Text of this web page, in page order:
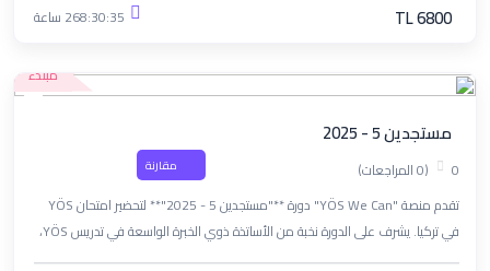
TL 6800 268:30:35 ساعة
مبتدء
مستجدين 5 - 2025
0 (0 المراجعات) مقارنة
تقدم منصة "YÖS We Can" دورة **"مستجدين 5 - 2025"** لتحضير امتحان YÖS
في تركيا. يشرف على الدورة نخبة من الأساتذة ذوي الخبرة الواسعة في تدريس YÖS،
بما في ذلك الأستاذ علاء، الأستاذ ناصيف، الأستاذ أحمد معيرية، والآنسة نسرين رحال.